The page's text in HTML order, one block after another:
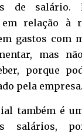
de salário.
relação à
gastos com
mas
porque
pela empresa.
também é
salários,